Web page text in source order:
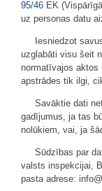
95/46 EK
uz personas datu
Iesniedzot
uzglabāti visu šeit
normatīvajos aktos
apstrādes tik ilgi,
Savāktie dati
gadījumus, ja tas
nolūkiem, vai, ja
Sūdzības par
valsts inspekcijai,
pasta adrese: